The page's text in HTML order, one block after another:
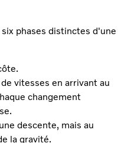
phases distinctes d'une
vitesses en arrivant au
changement
descente, mais au
la gravité.